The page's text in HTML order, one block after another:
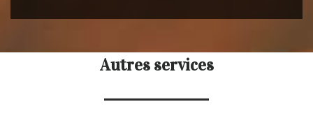
Autres services